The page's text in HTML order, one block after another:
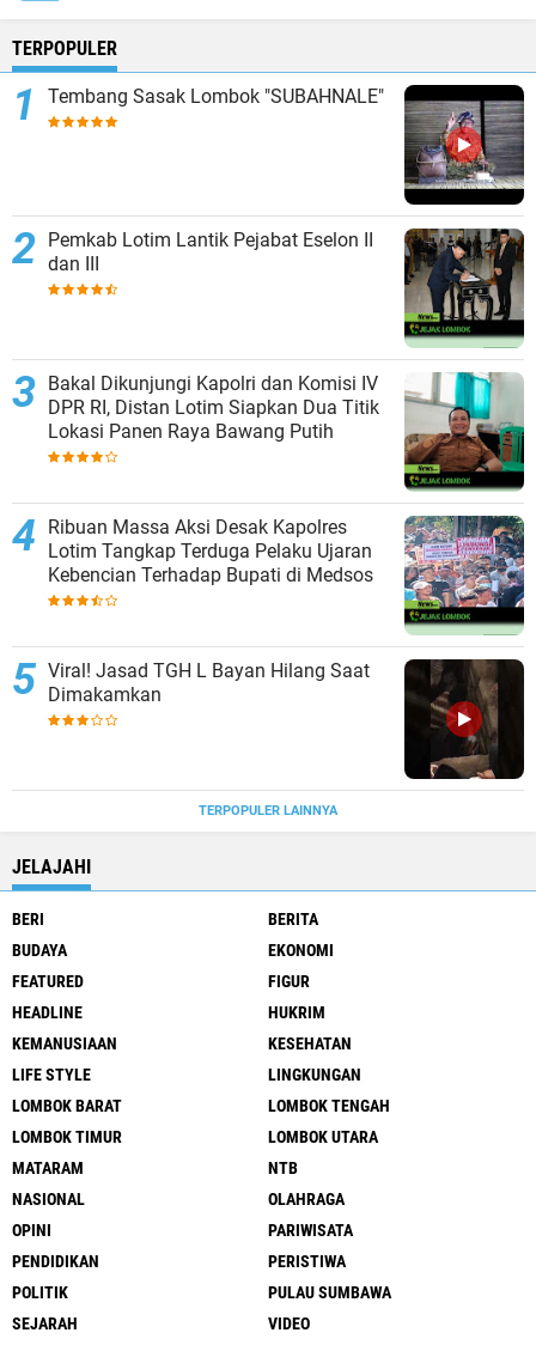
TERPOPULER
Tembang Sasak Lombok "SUBAHNALE"
Pemkab Lotim Lantik Pejabat Eselon II
dan III
Bakal Dikunjungi Kapolri dan Komisi IV
DPR RI, Distan Lotim Siapkan Dua Titik
Lokasi Panen Raya Bawang Putih
Ribuan Massa Aksi Desak Kapolres
Lotim Tangkap Terduga Pelaku Ujaran
Kebencian Terhadap Bupati di Medsos
Viral! Jasad TGH L Bayan Hilang Saat
Dimakamkan
TERPOPULER LAINNYA
JELAJAHI
BERI
BERITA
BUDAYA
EKONOMI
FEATURED
FIGUR
HEADLINE
HUKRIM
KEMANUSIAAN
KESEHATAN
LIFE STYLE
LINGKUNGAN
LOMBOK BARAT
LOMBOK TENGAH
LOMBOK TIMUR
LOMBOK UTARA
MATARAM
NTB
NASIONAL
OLAHRAGA
OPINI
PARIWISATA
PENDIDIKAN
PERISTIWA
POLITIK
PULAU SUMBAWA
SEJARAH
VIDEO